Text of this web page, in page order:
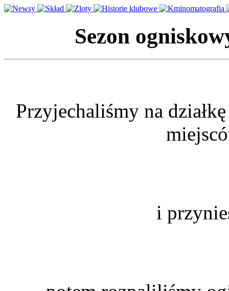
Sezon
Przyjechaliśmy na
i